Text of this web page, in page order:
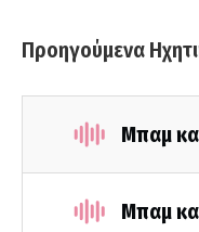
Προηγούμενα
Μπαμ
Μπαμ